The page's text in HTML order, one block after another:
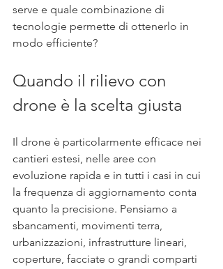
serve e quale combinazione di
tecnologie permette di ottenerlo in
modo efficiente?
Quando il rilievo con
drone è la scelta giusta
Il drone è particolarmente efficace nei
cantieri estesi, nelle aree con
evoluzione rapida e in tutti i casi in cui
la frequenza di aggiornamento conta
quanto la precisione. Pensiamo a
sbancamenti, movimenti terra,
urbanizzazioni, infrastrutture lineari,
coperture, facciate o grandi comparti